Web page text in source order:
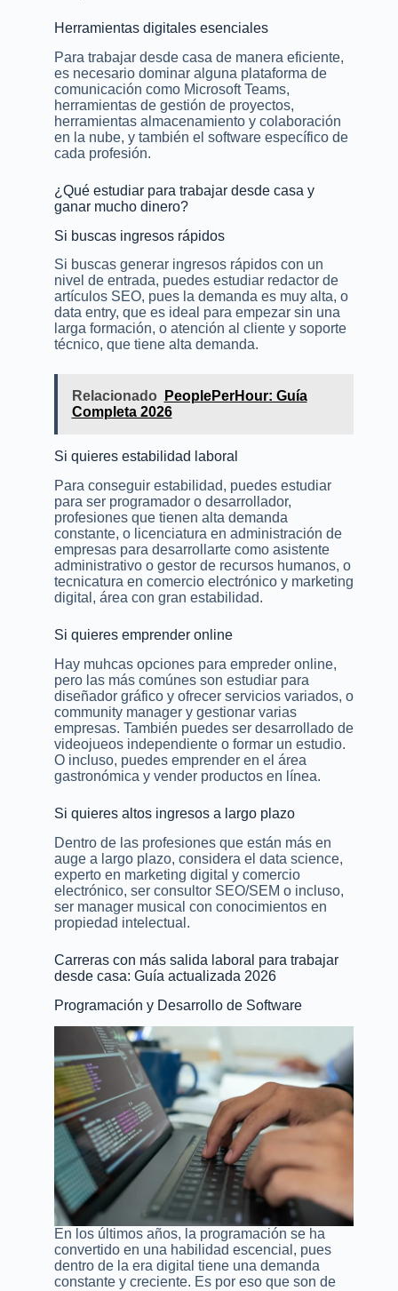
Herramientas digitales esenciales
Para trabajar desde casa de manera eficiente,
es necesario dominar alguna plataforma de
comunicación como Microsoft Teams,
herramientas de gestión de proyectos,
herramientas almacenamiento y colaboración
en la nube, y también el software específico de
cada profesión.
¿Qué estudiar para trabajar desde casa y
ganar mucho dinero?
Si buscas ingresos rápidos
Si buscas generar ingresos rápidos con un
nivel de entrada, puedes estudiar redactor de
artículos SEO, pues la demanda es muy alta, o
data entry, que es ideal para empezar sin una
larga formación, o atención al cliente y soporte
técnico, que tiene alta demanda.
Relacionado
PeoplePerHour: Guía
Completa 2026
Si quieres estabilidad laboral
Para conseguir estabilidad, puedes estudiar
para ser programador o desarrollador,
profesiones que tienen alta demanda
constante, o licenciatura en administración de
empresas para desarrollarte como asistente
administrativo o gestor de recursos humanos, o
tecnicatura en comercio electrónico y marketing
digital, área con gran estabilidad.
Si quieres emprender online
Hay muhcas opciones para empreder online,
pero las más comúnes son estudiar para
diseñador gráfico y ofrecer servicios variados, o
community manager y gestionar varias
empresas. También puedes ser desarrollado de
videojueos independiente o formar un estudio.
O incluso, puedes emprender en el área
gastronómica y vender productos en línea.
Si quieres altos ingresos a largo plazo
Dentro de las profesiones que están más en
auge a largo plazo, considera el data science,
experto en marketing digital y comercio
electrónico, ser consultor SEO/SEM o incluso,
ser manager musical con conocimientos en
propiedad intelectual.
Carreras con más salida laboral para trabajar
desde casa: Guía actualizada 2026
Programación y Desarrollo de Software
En los últimos años, la programación se ha
convertido en una habilidad escencial, pues
dentro de la era digital tiene una demanda
constante y creciente. Es por eso que son de